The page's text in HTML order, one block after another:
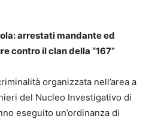
arrestati mandante ed
contro il clan della “167”
organizzata nell’area a
del Nucleo Investigativo di
eseguito un’ordinanza di